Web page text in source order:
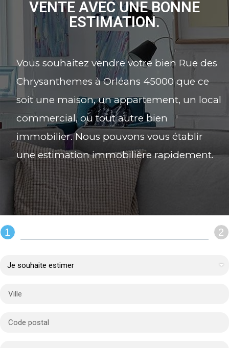
VENTE AVEC UNE BONNE
ESTIMATION.
Vous souhaitez vendre votre bien Rue des
Chrysanthemes à Orléans 45000 que ce
soit une maison, un appartement, un local
commercial, ou tout autre bien
immobilier. Nous pouvons vous établir
une estimation immobilière rapidement.
REMPLIR LE FORMULAIRE :
1 2